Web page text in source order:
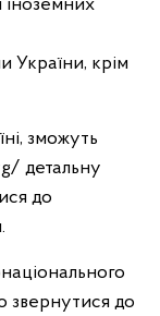
іноземних
України, крім
зможуть
детальну
до
звернутися до